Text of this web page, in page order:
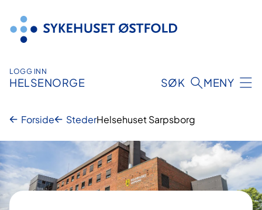
innhold
LOGG INN
HELSENORGE SØK MENY
Forside StederHelsehuset Sarpsborg